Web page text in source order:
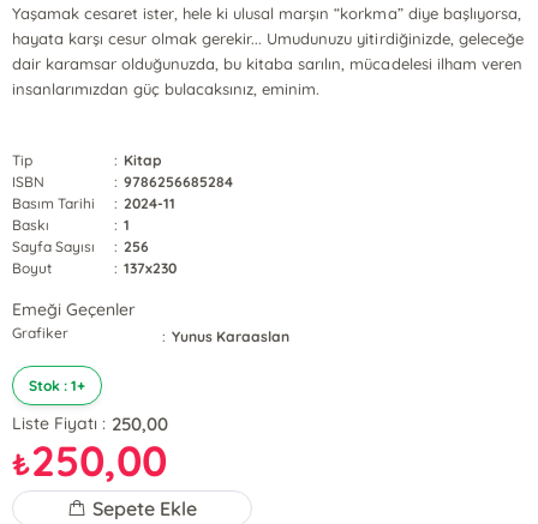
Yaşamak cesaret ister, hele ki ulusal marşın “korkma” diye başlıyorsa,
hayata karşı cesur olmak gerekir... Umudunuzu yitirdiğinizde, geleceğe
dair karamsar olduğunuzda, bu kitaba sarılın, mücadelesi ilham veren
insanlarımızdan güç bulacaksınız, eminim.
Tip : Kitap
ISBN
: 9786256685284
Basım Tarihi
: 2024-11
Baskı
: 1
Sayfa Sayısı
: 256
Boyut
: 137x230
Emeği Geçenler
Grafiker : Yunus Karaaslan
Stok : 1+
Liste Fiyatı : 250,00
₺250,00
Sepete Ekle